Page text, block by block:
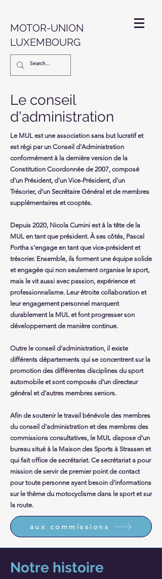
MOTOR-UNION
LUXEMBOURG
Le conseil
d'administration
Le MUL est une association sans but lucratif et
est régi par un Conseil d'Administration
conformément à la dernière version de la
Constitution Coordonnée de 2007, composé
d'un Président, d'un Vice-Président, d'un
Trésorier, d'un Secrétaire Général et de membres
supplémentaires et cooptés.
Depuis 2020, Nicola Cumini est à la tête de la
MUL en tant que président. À ses côtés, Pascal
Portha s'engage en tant que vice-président et
trésorier. Ensemble, ils forment une équipe solide
et engagée qui non seulement organise le sport,
mais le vit aussi avec passion, expérience et
professionnalisme. Leur étroite collaboration et
leur engagement personnel marquent
durablement la MUL et font progresser son
développement de manière continue.
Outre le conseil d'administration, il existe
différents départements qui se concentrent sur la
promotion des différentes disciplines du sport
automobile et sont composés d'un directeur
général et d'autres membres seniors.
Afin de soutenir le travail bénévole des membres
du conseil d'administration et des membres des
commissions consultatives, le MUL dispose d'un
bureau situé à la Maison des Sports à Strassen et
qui fait office de secrétariat. Ce secrétariat a pour
mission de servir de premier point de contact
pour toute personne ayant besoin d'informations
sur le thème du motocyclisme dans le sport et sur
la route.
aux commissions
Notre histoire